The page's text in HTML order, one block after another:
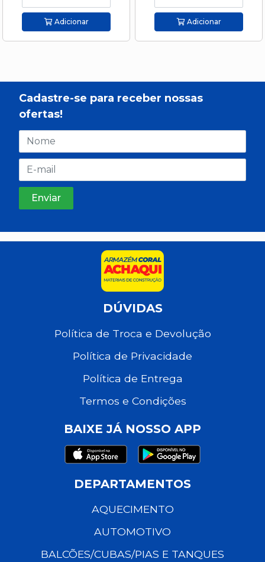
Adicionar Adicionar
Cadastre-se para receber nossas
ofertas!
DÚVIDAS
Política de Troca e Devolução
Política de Privacidade
Política de Entrega
Termos e Condições
BAIXE JÁ NOSSO APP
DEPARTAMENTOS
AQUECIMENTO
AUTOMOTIVO
BALCÕES/CUBAS/PIAS E TANQUES